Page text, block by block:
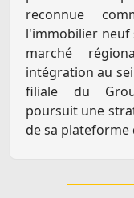
reconnue
l'immobilier neuf
marché
intégration au
filiale du
poursuit une
de sa